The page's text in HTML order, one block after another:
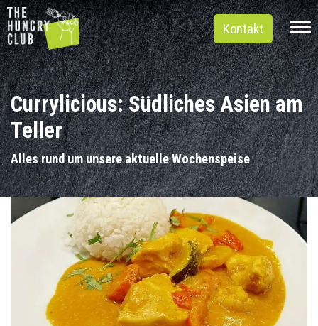
Kontakt
Currylicious: Südliches Asien am
Teller
Alles rund um unsere aktuelle Wochenspeise